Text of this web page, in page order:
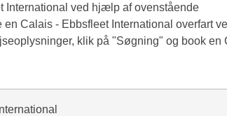
International ved hjælp af ovenstående
Calais - Ebbsfleet International overfart
klik på "Søgning" og book en